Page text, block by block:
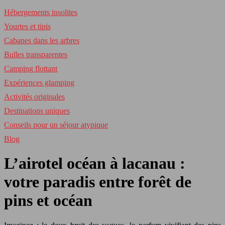
Hébergements insolites
Yourtes et tipis
Cabanes dans les arbres
Bulles transparentes
Camping flottant
Expériences glamping
Activités originales
Destinations uniques
Conseils pour un séjour atypique
Blog
L’airotel océan à lacanau :
votre paradis entre forêt de
pins et océan